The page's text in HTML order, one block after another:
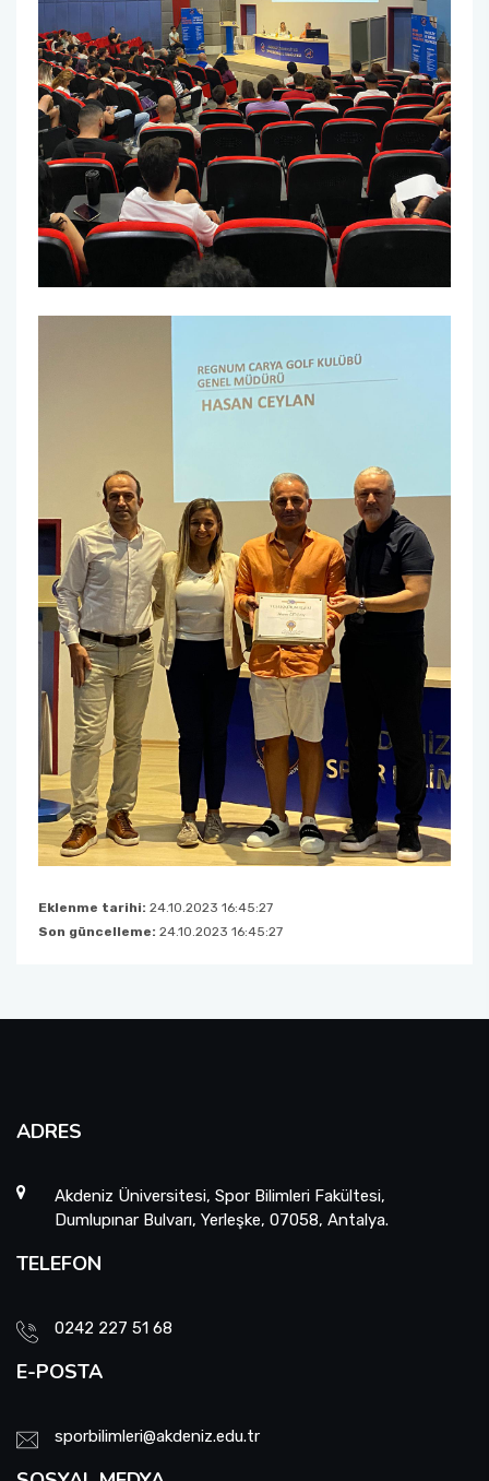
Eklenme tarihi: 24.10.2023 16:45:27
Son güncelleme: 24.10.2023 16:45:27
ADRES
Akdeniz Üniversitesi, Spor Bilimleri Fakültesi,
Dumlupınar Bulvarı, Yerleşke, 07058, Antalya.
TELEFON
0242 227 51 68
E-POSTA
sporbilimleri@akdeniz.edu.tr